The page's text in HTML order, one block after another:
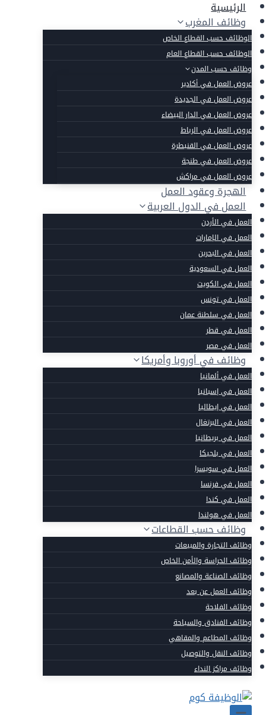
التجاوز
إلى
المحتوى
الرئيسية
وظائف المغرب
الوظائف حسب القطاع الخاص
الوظائف حسب القطاع العام
وظائف حسب المدن
عروض العمل في أكادير
عروض العمل في الجديدة
عروض العمل في الدار البيضاء
عروض العمل في الرباط
عروض العمل في القنيطرة
عروض العمل في طنجة
عروض العمل في مراكش
الهجرة وعقود العمل
العمل في الدول العربية
العمل في الأردن
العمل في الإمارات
العمل في البحرين
العمل في السعودية
العمل في الكويت
العمل في تونس
العمل في سلطنة عمان
العمل في قطر
العمل في مصر
وظائف في أوروبا وأمريكا
العمل في ألمانيا
العمل في إسبانيا
العمل في إيطاليا
العمل في البرتغال
العمل في بريطانيا
العمل في بلجيكا
العمل في سويسرا
العمل في فرنسا
العمل في كندا
العمل في هولندا
وظائف حسب القطاعات
وظائف التجارة والمبيعات
وظائف الحراسة والأمن الخاص
وظائف الصناعة والمصانع
وظائف العمل عن بعد
وظائف الفلاحة
وظائف الفنادق والسياحة
وظائف المطاعم والمقاهي
وظائف النقل والتوصيل
وظائف مراكز النداء